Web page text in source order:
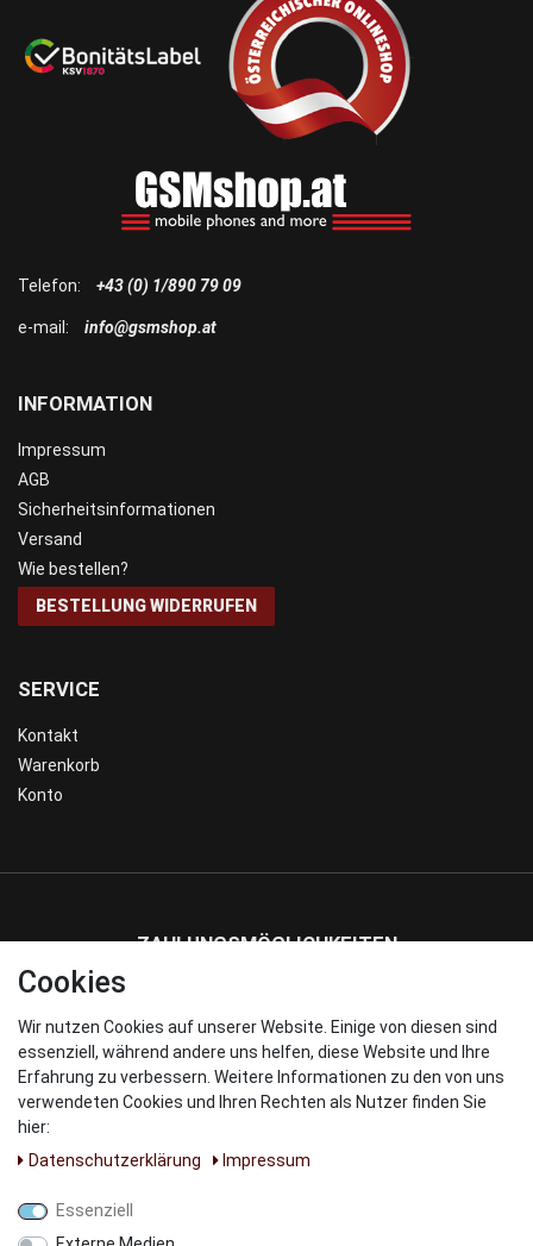
SERVICE
Kontakt
Warenkorb
Konto
INFORMATION
Impressum
AGB
Sicherheitsinformationen
Versand
Wie bestellen?
BESTELLUNG WIDERRUFEN
Telefon: +43 (0) 1/890 79 09
e-mail: info@gsmshop.at
ZAHLUNGSMÖGLICHKEITEN
WIR VERSENDEN MIT
Cookies
Wir nutzen Cookies auf unserer Website. Einige von diesen sind
essenziell, während andere uns helfen, diese Website und Ihre
Erfahrung zu verbessern. Weitere Informationen zu den von uns
verwendeten Cookies und Ihren Rechten als Nutzer finden Sie
hier:
Daten­schutz­erklärung
Impressum
Essenziell